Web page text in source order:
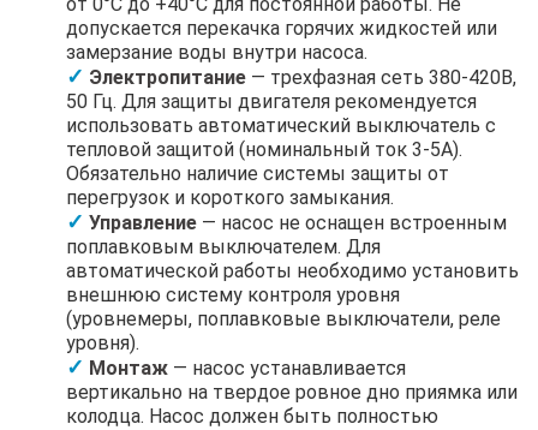
допускается перекачка горячих жидкостей или
замерзание воды внутри насоса.
Электропитание — трехфазная сеть 380-420В,
50 Гц. Для защиты двигателя рекомендуется
использовать автоматический выключатель с
тепловой защитой (номинальный ток 3-5А).
Обязательно наличие системы защиты от
перегрузок и короткого замыкания.
Управление — насос не оснащен встроенным
поплавковым выключателем. Для
автоматической работы необходимо установить
внешнюю систему контроля уровня
(уровнемеры, поплавковые выключатели, реле
уровня).
Монтаж — насос устанавливается
вертикально на твердое ровное дно приямка или
колодца. Насос должен быть полностью